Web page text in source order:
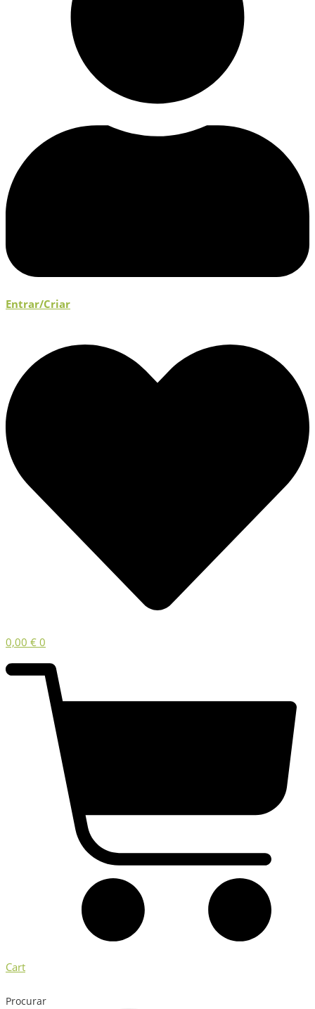
Entrar/Criar
0,00 € 0
Cart
Procurar